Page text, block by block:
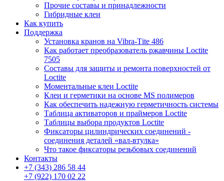
Прочие составы и принадлежности
Гибридные клеи
Как купить
Поддержка
Установка кранов на Vibra-Тite 486
Как работает преобразователь ржавчины Loctite
7505
Составы для защиты и ремонта поверхностей от
Loctite
Моментальные клеи Loctite
Клеи и герметики на основе MS полимеров
Как обеспечить надежную герметичность системы
Таблица активаторов и праймеров Loctite
Таблицы выбора продуктов Loctite
Фиксаторы цилиндрических соединений -
соединения деталей «вал-втулка»
Что такое фиксаторы резьбовых соединений
Контакты
+7 (343) 286 58 44
+7 (922) 170 02 22